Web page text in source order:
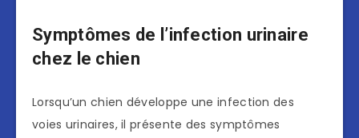
Symptômes de l’infection urinaire
chez le chien
Lorsqu’un chien développe une infection des
voies urinaires, il présente des symptômes